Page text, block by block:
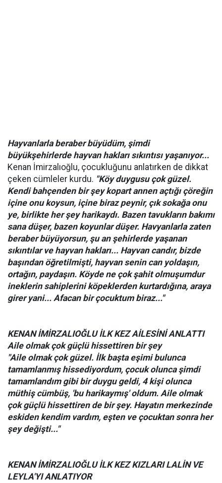
Hayvanlarla beraber büyüdüm, şimdi
büyükşehirlerde hayvan hakları sıkıntısı yaşanıyor...
Kenan İmirzalıoğlu, çocukluğunu anlatırken de dikkat
çeken cümleler kurdu. "Köy duygusu çok güzel.
Kendi bahçenden bir şey kopart annen açtığı çöreğin
içine onu koysun, içine biraz peynir, çık sokağa onu
ye, birlikte her şey harikaydı. Bazen tavukların bakımı
sana düşer, bazen koyunlar düşer. Havyanlarla zaten
beraber büyüyorsun, şu an şehirlerde yaşanan
sıkıntılar ve hayvan hakları... Hayvan candır, bizde
başından öğretilmişti, hayvan senin can yoldaşın,
ortağın, paydaşın. Köyde ne çok şahit olmuşumdur
ineklerin sahiplerini köpeklerden kurtardığına, araya
girer yani... Afacan bir çocuktum biraz..."
KENAN İMİRZALIOĞLU İLK KEZ AİLESİNİ ANLATTI
Aile olmak çok güçlü hissettiren bir şey
"Aile olmak çok güzel. İlk başta eşimi bulunca
tamamlanmış hissediyordum, çocuk olunca şimdi
tamamlandım gibi bir duygu geldi, 4 kişi olunca
müthiş cümbüş, 'bu harikaymış' oldum. Aile olmak
çok güçlü hissettiren de bir şey. Hayatın merkezinde
eskiden kendim vardım, eşten ve çocuktan sonra her
şey değişti..."
KENAN İMİRZALIOĞLU İLK KEZ KIZLARI LALİN VE
LEYLA'YI ANLATIYOR